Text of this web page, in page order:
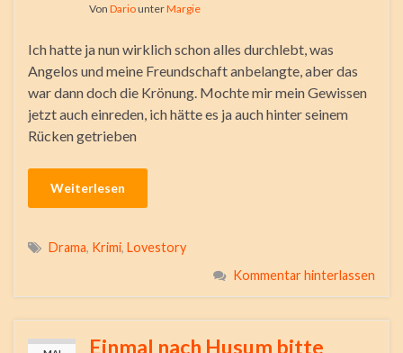
Von DariounterMargie
Ich hatte ja nun wirklich schon alles durchlebt, was
Angelos und meine Freundschaft anbelangte, aber das
war dann doch die Krönung. Mochte mir mein Gewissen
jetzt auch einreden, ich hätte es ja auch hinter seinem
Rücken getrieben
Weiterlesen
Drama, Krimi, Lovestory
Kommentar hinterlassen
Einmal nach Husum bitte